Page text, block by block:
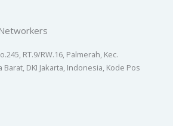
RT.9/RW.16, Palmerah, Kec.
Barat, DKI Jakarta, Indonesia, Kode Pos